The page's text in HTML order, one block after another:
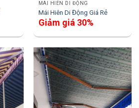
MÁI HIÊN DI ĐỘNG
Mái Hiên Di Động Giá Rẻ
Giảm giá 30%